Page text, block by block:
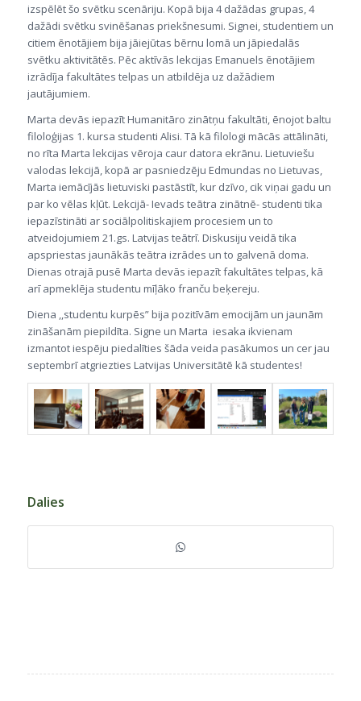
izspēlēt šo svētku scenāriju. Kopā bija 4 dažādas grupas, 4
dažādi svētku svinēšanas priekšnesumi. Signei, studentiem un
citiem ēnotājiem bija jāiejūtas bērnu lomā un jāpiedalās
svētku aktivitātēs. Pēc aktīvās lekcijas Emanuels ēnotājiem
izrādīja fakultātes telpas un atbildēja uz dažādiem
jautājumiem.
Marta devās iepazīt Humanitāro zinātņu fakultāti, ēnojot baltu
filoloģijas 1. kursa studenti Alisi. Tā kā filologi mācās attālināti,
no rīta Marta lekcijas vēroja caur datora ekrānu. Lietuviešu
valodas lekcijā, kopā ar pasniedzēju Edmundas no Lietuvas,
Marta iemācījās lietuviski pastāstīt, kur dzīvo, cik viņai gadu un
par ko vēlas kļūt. Lekcijā- Ievads teātra zinātnē- studenti tika
iepazīstināti ar sociālpolitiskajiem procesiem un to
atveidojumiem 21.gs. Latvijas teātrī. Diskusiju veidā tika
apspriestas jaunākās teātra izrādes un to galvenā doma.
Dienas otrajā pusē Marta devās iepazīt fakultātes telpas, kā
arī apmeklēja studentu mīļāko franču beķereju.
Diena ,,studentu kurpēs” bija pozitīvām emocijām un jaunām
zināšanām piepildīta. Signe un Marta iesaka ikvienam
izmantot iespēju piedalīties šāda veida pasākumos un cer jau
septembrī atgriezties Latvijas Universitātē kā studentes!
Dalies